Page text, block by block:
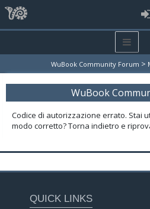
WuBook Community Forum >
WuBook
Codice di autorizzazione errato. Stai
modo corretto? Torna indietro e
QUICK LINKS